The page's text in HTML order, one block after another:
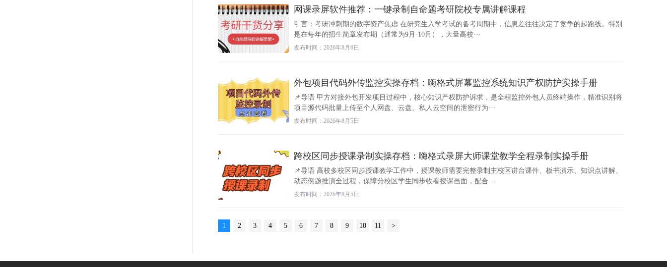
网课录屏软件推荐：一键录制自命题考研院校专属讲解课程
引言：考研冲刺期的数字资产焦虑 在研究生入学考试的备考周期中，信息差往往决定了竞争的起跑线。特别
是在每年的招生简章发布期（通常为9月-10月），大量高校···
发布时间：2026年8月6日
外包项目代码外传监控实操存档：嗨格式屏幕监控系统知识产权防护实操手册
📌导语 甲方对接外包开发项目过程中，核心知识产权防护诉求，是全程监控外包人员终端操作，精准识别将
项目源代码批量上传至个人网盘、云盘、私人云空间的泄密行为···
发布时间：2026年8月5日
跨校区同步授课录制实操存档：嗨格式录屏大师课堂教学全程录制实操手册
📌导语 高校多校区同步授课教学工作中，授课教师需要完整录制主校区讲台课件、板书演示、知识点讲解、
动态例题推演全过程，保障分校区学生同步收看授课画面，配合···
发布时间：2026年8月5日
1 2 3 4 5 6 7 8 9 10 11 >